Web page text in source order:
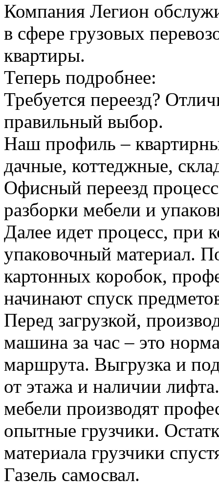
Компания Легион
в сфере грузовых
квартиры.
Теперь подробнее:
Требуется переезд?
правильный выбор.
Наш профиль –
дачные, коттеджные,
Офисный переезд
разборки мебели и
Далее идет процесс, при
упаковочный материал.
картонных коробок,
начинают спуск
Перед загрузкой,
машина за час – это
маршрута. Выгрузка и
от этажа и наличии
мебели производят
опытные грузчики.
материала грузчики
Газель самосвал.